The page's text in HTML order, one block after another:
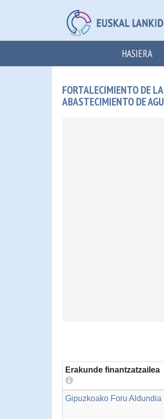
HASIERA
FORTALECIMIENTO DE
ABASTECIMIENTO DE
Erakunde finantzatzailea
Gipuzkoako Foru Aldundia